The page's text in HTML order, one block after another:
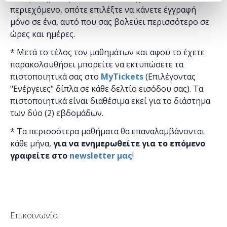
περιεχόμενο, οπότε επιλέξτε να κάνετε έγγραφή
μόνο σε ένα, αυτό που σας βολεύει περισσότερο σε
ώρες και ημέρες.
* Μετά το τέλος τον μαθημάτων και αφού το έχετε
παρακολουθήσει μπορείτε να εκτυπώσετε τα
πιστοποιητικά ​σας στο MyTickets(Επιλέγοντας
"Ενέργειες" δίπλα σε κάθε δελτίο εισόδου σας). Τα
πιστοποιητικά είναι διαθέσιμα εκεί για το διάστημα
των δύο (2) εβδομάδων.
* Τα περισσότερα μαθήματα θα επαναλαμβάνονται
κάθε μήνα, για να ενημερωθείτε για το επόμενο
γραφείτε στο newsletter μας!
Επικοινωνία